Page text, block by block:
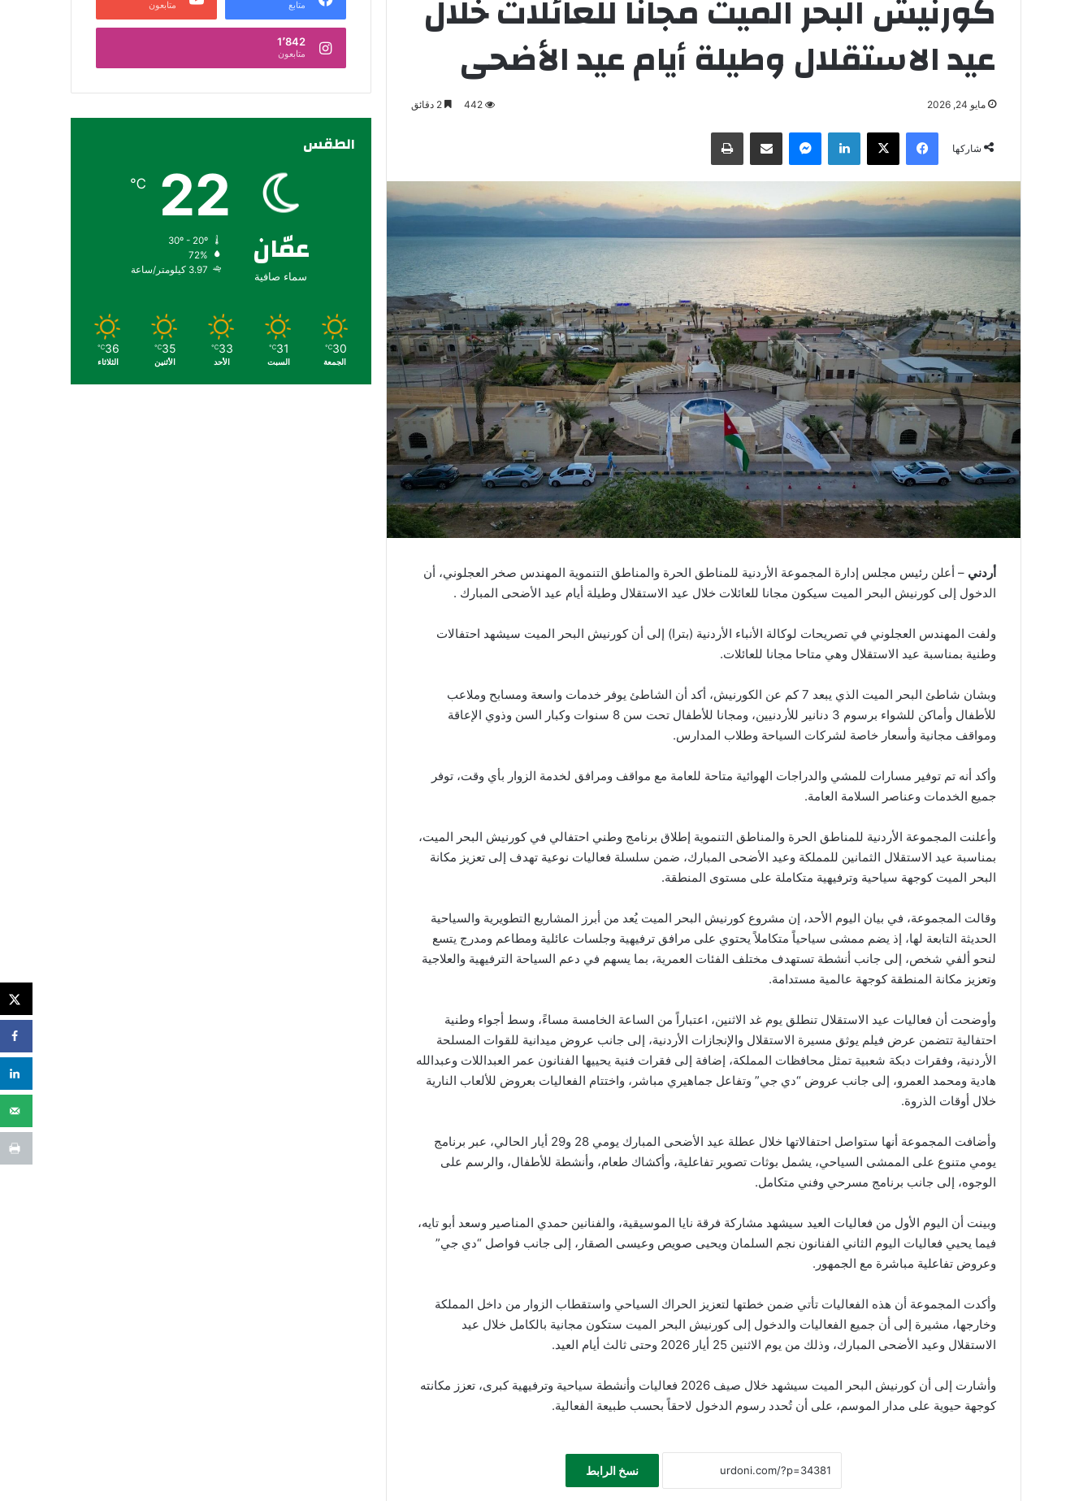
كورنيش البحر الميت مجانا للعائلات خلال
عيد الاستقلال وطيلة أيام عيد الأضحى
مايو 24, 2026 442
شاركها
فيسبوك لينكدإن
أردني – أعلن رئيس مجلس إدارة المجموعة الأردنية للمناطق الحرة والمناطق التنموية المهندس صخر العجلوني، أن
الدخول إلى كورنيش البحر الميت سيكون مجانا للعائلات خلال عيد الاستقلال وطيلة أيام عيد الأضحى المبارك .
ولفت المهندس العجلوني في تصريحات لوكالة الأنباء الأردنية (بترا) إلى أن كورنيش البحر الميت سيشهد احتفالات
وطنية بمناسبة عيد الاستقلال وهي متاحا مجانا للعائلات.
وبشان شاطئ البحر الميت الذي يبعد 7 كم عن الكورنيش، أكد أن الشاطئ يوفر خدمات واسعة ومسابح وملاعب
للأطفال وأماكن للشواء برسوم 3 دنانير للأردنيين، ومجانا للأطفال تحت سن 8 سنوات وكبار السن وذوي الإعاقة
ومواقف مجانية وأسعار خاصة لشركات السياحة وطلاب المدارس.
وأكد أنه تم توفير مسارات للمشي والدراجات الهوائية متاحة للعامة مع مواقف ومرافق لخدمة الزوار بأي وقت، توفر
جميع الخدمات وعناصر السلامة العامة.
وأعلنت المجموعة الأردنية للمناطق الحرة والمناطق التنموية إطلاق برنامج وطني احتفالي في كورنيش البحر الميت،
بمناسبة عيد الاستقلال الثمانين للمملكة وعيد الأضحى المبارك، ضمن سلسلة فعاليات نوعية تهدف إلى تعزيز مكانة
البحر الميت كوجهة سياحية وترفيهية متكاملة على مستوى المنطقة.
وقالت المجموعة، في بيان اليوم الأحد، إن مشروع كورنيش البحر الميت يُعد من أبرز المشاريع التطويرية والسياحية
الحديثة التابعة لها، إذ يضم ممشى سياحياً متكاملاً يحتوي على مرافق ترفيهية وجلسات عائلية ومطاعم ومدرج يتسع
لنحو ألفي شخص، إلى جانب أنشطة تستهدف مختلف الفئات العمرية، بما يسهم في دعم السياحة الترفيهية والعلاجية
وتعزيز مكانة المنطقة كوجهة عالمية مستدامة.
وأوضحت أن فعاليات عيد الاستقلال تنطلق يوم غد الاثنين، اعتباراً من الساعة الخامسة مساءً، وسط أجواء وطنية
احتفالية تتضمن عرض فيلم يوثق مسيرة الاستقلال والإنجازات الأردنية، إلى جانب عروض ميدانية للقوات المسلحة
الأردنية، وفقرات دبكة شعبية تمثل محافظات المملكة، إضافة إلى فقرات فنية يحييها الفنانون عمر العبداللات وعبدالله
هادية ومحمد العمرو، إلى جانب عروض “دي جي” وتفاعل جماهيري مباشر، واختتام الفعاليات بعروض للألعاب النارية
خلال أوقات الذروة.
وأضافت المجموعة أنها ستواصل احتفالاتها خلال عطلة عيد الأضحى المبارك يومي 28 و29 أيار الحالي، عبر برنامج
يومي متنوع على الممشى السياحي، يشمل بوثات تصوير تفاعلية، وأكشاك طعام، وأنشطة للأطفال، والرسم على
الوجوه، إلى جانب برنامج مسرحي وفني متكامل.
وبينت أن اليوم الأول من فعاليات العيد سيشهد مشاركة فرقة نايا الموسيقية، والفنانين حمدي المناصير وسعد أبو تايه،
فيما يحيي فعاليات اليوم الثاني الفنانون نجم السلمان ويحيى صويص وعيسى الصقار، إلى جانب فواصل “دي جي”
وعروض تفاعلية مباشرة مع الجمهور.
وأكدت المجموعة أن هذه الفعاليات تأتي ضمن خطتها لتعزيز الحراك السياحي واستقطاب الزوار من داخل المملكة
وخارجها، مشيرة إلى أن جميع الفعاليات والدخول إلى كورنيش البحر الميت ستكون مجانية بالكامل خلال عيد
الاستقلال وعيد الأضحى المبارك، وذلك من يوم الاثنين 25 أيار 2026 وحتى ثالث أيام العيد.
وأشارت إلى أن كورنيش البحر الميت سيشهد خلال صيف 2026 فعاليات وأنشطة سياحية وترفيهية كبرى، تعزز مكانته
كوجهة حيوية على مدار الموسم، على أن تُحدد رسوم الدخول لاحقاً بحسب طبيعة الفعالية.
نسخ الرابط
متابع متابعون
1٬842
متابعون
الطقس
عمّان
سماء صافية
22
℃
72%
3.97 كيلومتر/ساعة
30
℃
الجمعة
31
℃
السبت
33
℃
الأحد
35
℃
الأثنين
36
℃
الثلاثاء